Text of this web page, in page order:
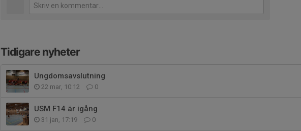
Tidigare nyheter
Ungdomsavslutning
22 mar, 10:12 0
USM F14 är igång
31 jan, 17:19 0